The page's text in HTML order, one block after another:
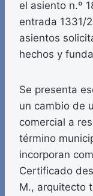
el asiento n.º
entrada 1331/
asientos
hechos y
Se presenta
un cambio de
comercial a
término
incorporan
Certificado
M., arquitecto